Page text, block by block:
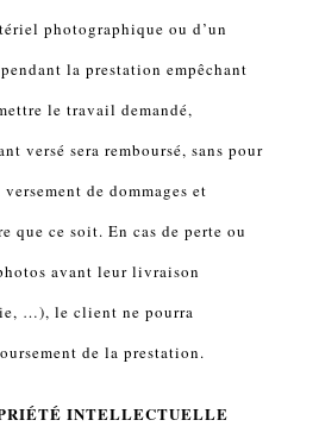
photographique ou d’un
la prestation empêchant
le travail demandé,
versé sera remboursé, sans pour
de dommages et
que ce soit. En cas de perte ou
avant leur livraison
…), le client ne pourra
de la prestation.
INTELLECTUELLE